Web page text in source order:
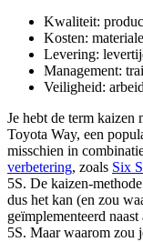
Kwaliteit:
Kosten:
Levering:
Management:
Veiligheid:
Je hebt de term kaizen
Toyota Way, een
misschien in
verbetering, zoals Six
5S. De kaizen-
dus het kan (en zou
geïmplementeerd
5S. Maar waarom zou